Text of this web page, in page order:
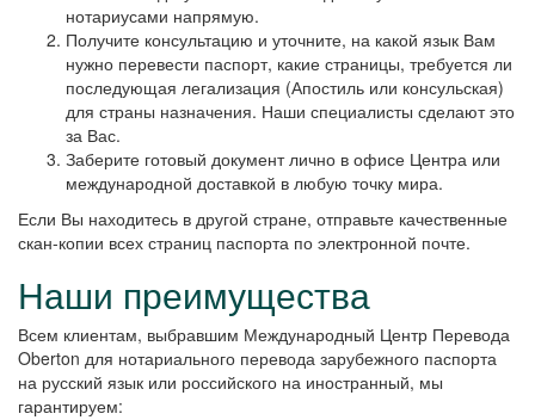
нотариусами напрямую.
Получите консультацию и уточните, на какой язык Вам
нужно перевести паспорт, какие страницы, требуется ли
последующая легализация (Апостиль или консульская)
для страны назначения. Наши специалисты сделают это
за Вас.
Заберите готовый документ лично в офисе Центра или
международной доставкой в любую точку мира.
Если Вы находитесь в другой стране, отправьте качественные
скан-копии всех страниц паспорта по электронной почте.
Наши преимущества
Всем клиентам, выбравшим Международный Центр Перевода
Oberton для нотариального перевода зарубежного паспорта
на русский язык или российского на иностранный, мы
гарантируем: